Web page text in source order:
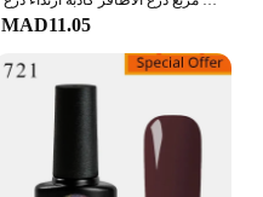
MAD11.05